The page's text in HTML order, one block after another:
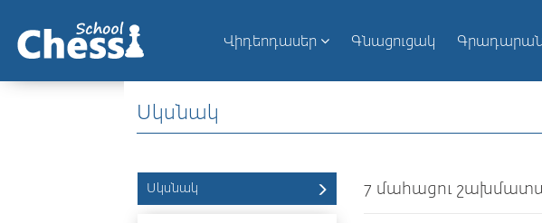
Վիդեոդասեր Գնացուցակ Գրադարան
Սկսնակ
Սկսնակ 7 մահացու